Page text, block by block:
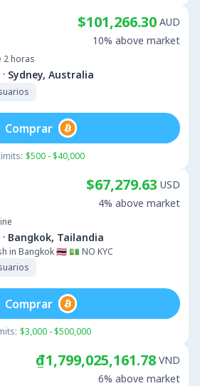
2 horas
· Sydney, Australia
$101,266.30 AUD
10% above market
$500 - $40,000
Comprar
· Bangkok, Tailandia
in Bangkok 🇹🇭 💵 NO KYC
$67,279.63 USD
4% above market
$3,000 - $500,000
Comprar
₫1,799,025,161.78 VND
6% above market